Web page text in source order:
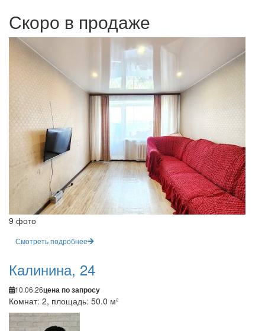
Скоро в продаже
9 фото
Смотреть подробнее
Калинина, 24
10.06.26цена по запросу
Комнат: 2, площадь: 50.0 м²